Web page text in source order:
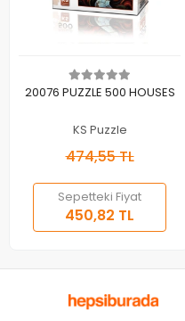
Sepete Ekle
20076 PUZZLE 500 HOUSES
KS Puzzle
474,55 TL
Sepetteki Fiyat
450,82 TL